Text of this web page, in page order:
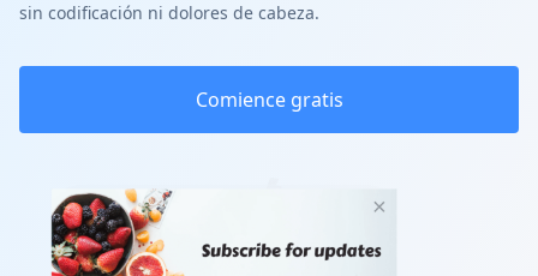
sin codificación ni dolores de cabeza.
Comience gratis